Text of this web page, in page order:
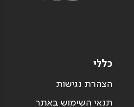
כללי
הצהרת נגישות
תנאי השימוש באתר